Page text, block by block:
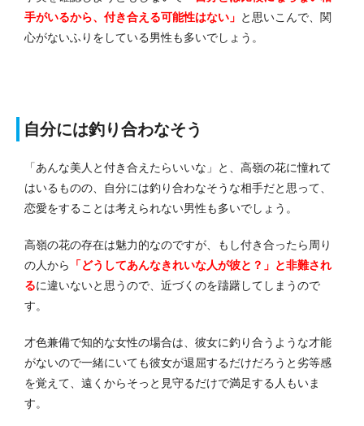
手がいるから、付き合える可能性はない」 と思いこんで、関
心がないふりをしている男性も多いでしょう。
自分には釣り合わなそう
「あんな美人と付き合えたらいいな」と、高嶺の花に憧れて
はいるものの、自分には釣り合わなそうな相手だと思って、
恋愛をすることは考えられない男性も多いでしょう。
高嶺の花の存在は魅力的なのですが、もし付き合ったら周り
の人から
「どうしてあんなきれいな人が彼と？」と非難され
るに違いないと思うので、近づくのを躊躇してしまうので
す。
才色兼備で知的な女性の場合は、彼女に釣り合うような才能
がないので一緒にいても彼女が退屈するだけだろうと劣等感
を覚えて、遠くからそっと見守るだけで満足する人もいま
す。